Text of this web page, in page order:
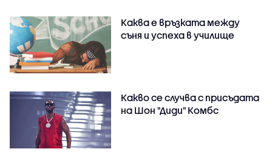
Каква е връзката между
съня и успеха в училище
Какво се случва с присъдата
на Шон "Диди" Комбс